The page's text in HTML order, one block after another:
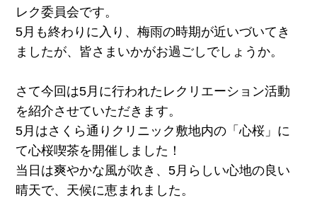
レク委員会です。
5月も終わりに入り、梅雨の時期が近いづいてき
ましたが、皆さまいかがお過ごしでしょうか。
さて今回は5月に行われたレクリエーション活動
を紹介させていただきます。
5月はさくら通りクリニック敷地内の「心桜」に
て心桜喫茶を開催しました！
当日は爽やかな風が吹き、5月らしい心地の良い
晴天で、天候に恵まれました。